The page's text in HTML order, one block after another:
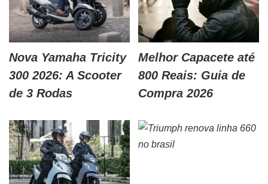
Nova Yamaha Tricity
300 2026: A Scooter
de 3 Rodas
Melhor Capacete até
800 Reais: Guia de
Compra 2026